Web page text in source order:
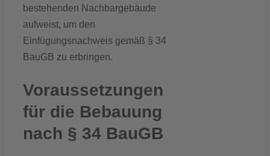
bestehenden Nachbargebäude
aufweist, um den
Einfügungsnachweis gemäß § 34
BauGB zu erbringen.
Voraussetzungen
für die Bebauung
nach § 34 BauGB